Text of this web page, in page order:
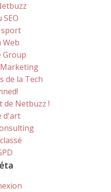
SEO
sport
Web
Group
de la Tech
de Netbuzz !
d'art